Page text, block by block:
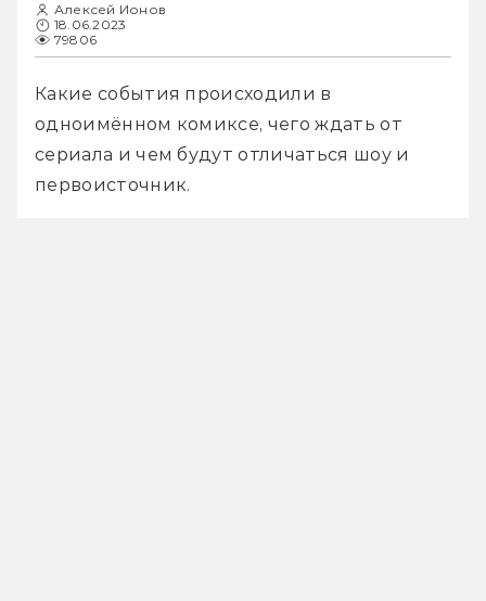
Алексей Ионов
18.06.2023
79806
Какие события происходили в
одноимённом комиксе, чего ждать от
сериала и чем будут отличаться шоу и